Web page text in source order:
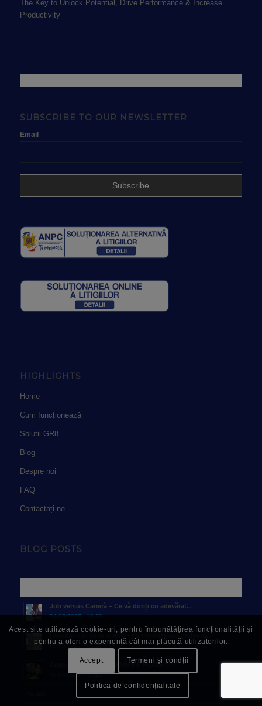
The Key to Unlock Potential, Drive Performance & Increase
Productivity
SUBSCRIBE TO OUR NEWSLETTER
Email
HIGHLIGHTS
Home
Cum funcționează
Solutii GR8
Blog
Despre noi
FAQ
Contactați-ne
BLOG POSTS
Job versus Carieră – Ce vă doriți cu adevărat...
24/05/2017 - 16:33
Feedback-ul de la clienți – nu întotdeauna un lucru...
02/06/2017 - 12:01
Angajatul-martir: Cu adevărat Productiv?
07/06/2017 - 14:22
Acest site utilizează cookie-uri, pentru îmbunătățirea funcționalității și
pentru a oferi o experiență cât mai plăcută utilizatorilor.
Accept Termeni și condții
Politica de confidențialitate